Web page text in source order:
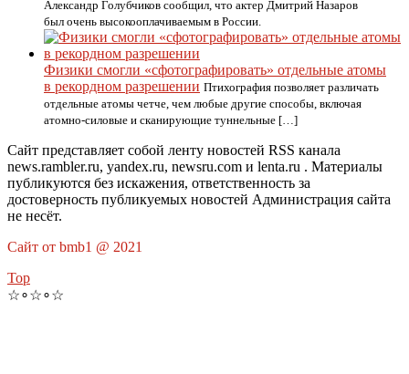
Александр Голубчиков сообщил, что актер Дмитрий Назаров
был очень высокооплачиваемым в России.
Физики смогли «сфотографировать» отдельные атомы
в рекордном разрешении Птихография позволяет различать
отдельные атомы четче, чем любые другие способы, включая
атомно-силовые и сканирующие туннельные […]
Сайт представляет собой ленту новостей RSS канала
news.rambler.ru, yandex.ru, newsru.com и lenta.ru . Материалы
публикуются без искажения, ответственность за
достоверность публикуемых новостей Администрация сайта
не несёт.
Сайт от bmb1 @ 2021
Top
☆∘☆∘☆